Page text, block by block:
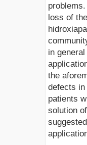
loss of
in
the
defects in
patients
solution